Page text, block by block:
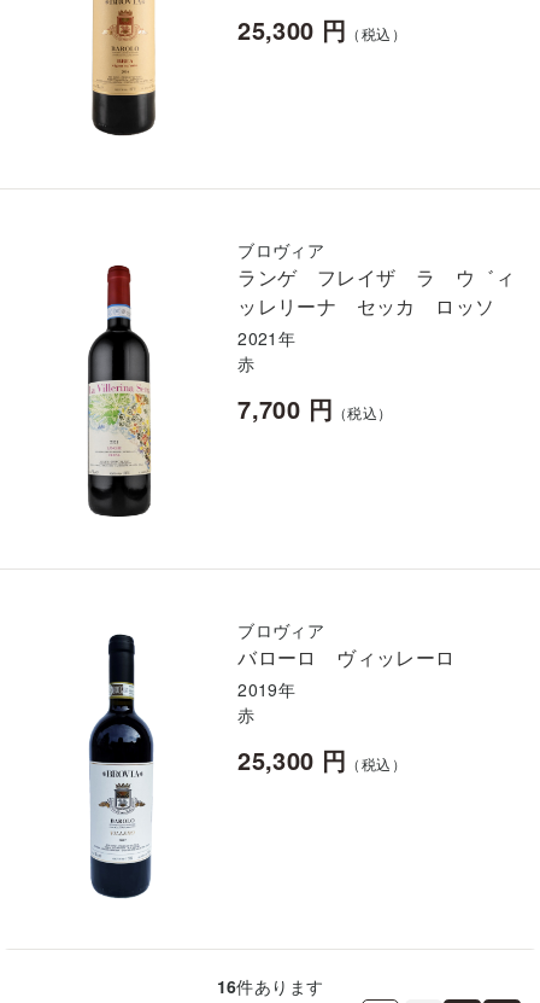
25,300 円 （税込）
ブロヴィア
ランゲ フレイザ ラ ウ゛ィ
ッレリーナ セッカ ロッソ
2021年
赤
7,700 円 （税込）
ブロヴィア
バローロ ヴィッレーロ
2019年
赤
25,300 円 （税込）
16件あります